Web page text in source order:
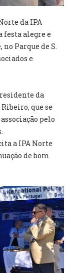
da IPA
alegre e
Parque de S.
e
da
que se
pelo
a IPA Norte
de bom